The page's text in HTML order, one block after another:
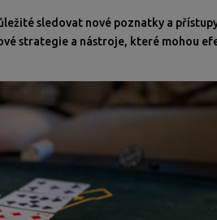
sledovat nové poznatky a
strategie a nástroje, které mohou